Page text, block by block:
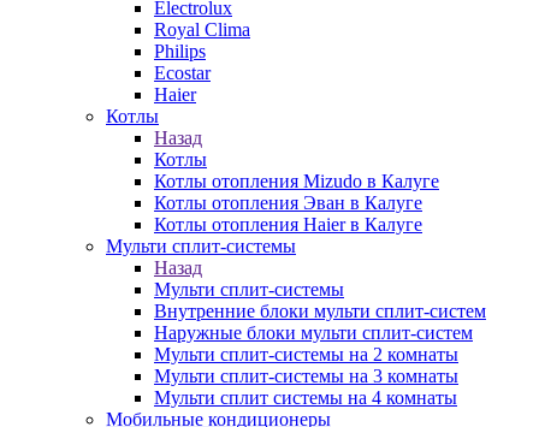
Electrolux
Royal Clima
Philips
Ecostar
Haier
Котлы
Назад
Котлы
Котлы отопления Mizudo в Калуге
Котлы отопления Эван в Калуге
Котлы отопления Haier в Калуге
Мульти сплит-системы
Назад
Мульти сплит-системы
Внутренние блоки мульти сплит-систем
Наружные блоки мульти сплит-систем
Мульти сплит-системы на 2 комнаты
Мульти сплит-системы на 3 комнаты
Мульти сплит системы на 4 комнаты
Мобильные кондиционеры